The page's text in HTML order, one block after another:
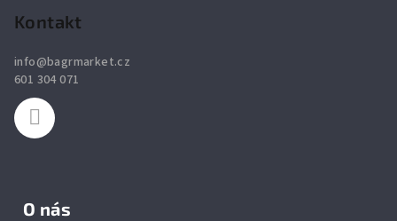
Kontakt
info@bagrmarket.cz
601 304 071
O nás